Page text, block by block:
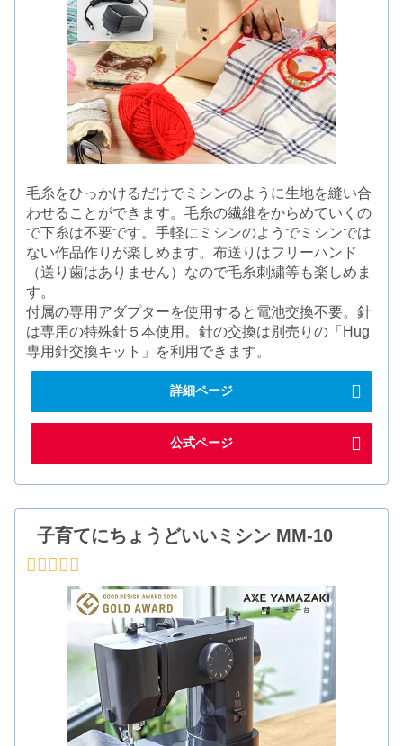
毛糸をひっかけるだけでミシンのように生地を縫い合
わせることができます。毛糸の繊維をからめていくの
で下糸は不要です。手軽にミシンのようでミシンでは
ない作品作りが楽しめます。布送りはフリーハンド
（送り歯はありません）なので毛糸刺繍等も楽しめま
す。
付属の専用アダプターを使用すると電池交換不要。針
は専用の特殊針５本使用。針の交換は別売りの「Hug
専用針交換キット」を利用できます。
詳細ページ
公式ページ
子育てにちょうどいいミシン MM-10